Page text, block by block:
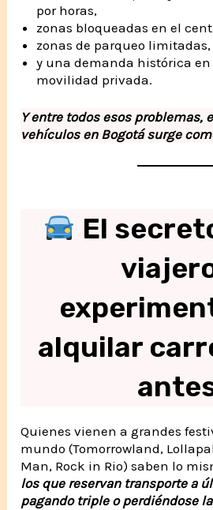
por horas,
zonas bloqueadas en el
zonas de parqueo limitadas,
y una demanda histórica en
movilidad privada.
Y entre todos esos problemas,
vehículos en Bogotá surge
El
alquilar
Quienes vienen a grandes
mundo (Tomorrowland,
Man, Rock in Rio) saben lo
los que reservan transporte a
pagando triple o perdiéndose